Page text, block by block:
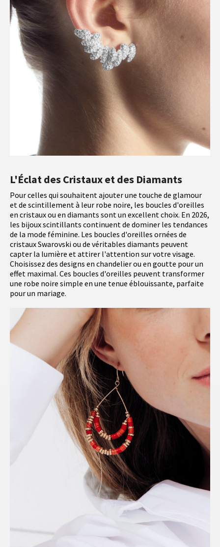
L'Éclat des Cristaux et des Diamants
Pour celles qui souhaitent ajouter une touche de glamour
et de scintillement à leur robe noire, les boucles d'oreilles
en cristaux ou en diamants sont un excellent choix. En 2026,
les bijoux scintillants continuent de dominer les tendances
de la mode féminine. Les boucles d'oreilles ornées de
cristaux Swarovski ou de véritables diamants peuvent
capter la lumière et attirer l'attention sur votre visage.
Choisissez des designs en chandelier ou en goutte pour un
effet maximal. Ces boucles d'oreilles peuvent transformer
une robe noire simple en une tenue éblouissante, parfaite
pour un mariage.